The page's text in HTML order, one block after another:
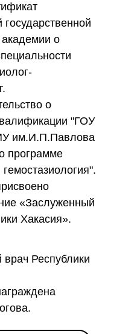
государственной
о
о
"ГОУ
им.И.П.Павлова
программе
«Заслуженный
Хакасия».
Республики